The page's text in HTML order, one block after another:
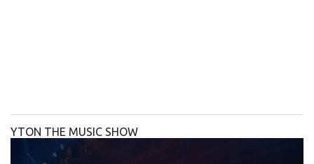
YTON THE MUSIC SHOW